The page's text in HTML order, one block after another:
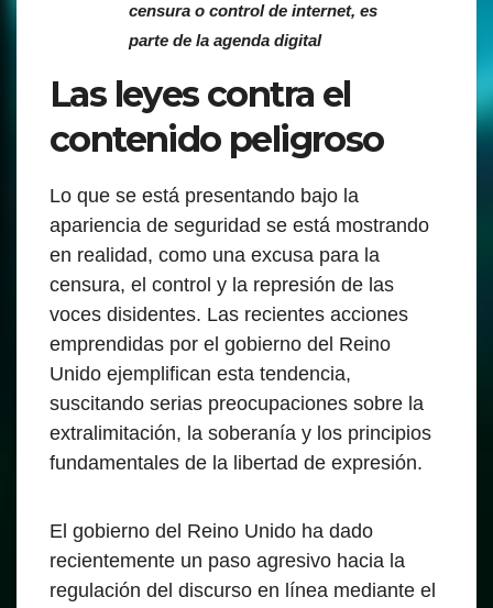
censura o control de internet, es
parte de la agenda digital
Las leyes contra el
contenido peligroso
Lo que se está presentando bajo la
apariencia de seguridad se está mostrando
en realidad, como una excusa para la
censura, el control y la represión de las
voces disidentes. Las recientes acciones
emprendidas por el gobierno del Reino
Unido ejemplifican esta tendencia,
suscitando serias preocupaciones sobre la
extralimitación, la soberanía y los principios
fundamentales de la libertad de expresión.
El gobierno del Reino Unido ha dado
recientemente un paso agresivo hacia la
regulación del discurso en línea mediante el